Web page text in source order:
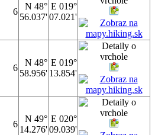
6
N 48°
56.037'
E 019°
07.021'
6
N 48°
58.956'
E 019°
13.854'
6
N 49°
14.276'
E 020°
09.039'